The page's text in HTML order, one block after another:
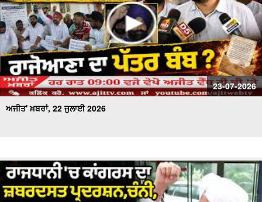
23-07-2026
ਅਜੀਤ' ਖ਼ਬਰਾਂ, 22 ਜੁਲਾਈ 2026